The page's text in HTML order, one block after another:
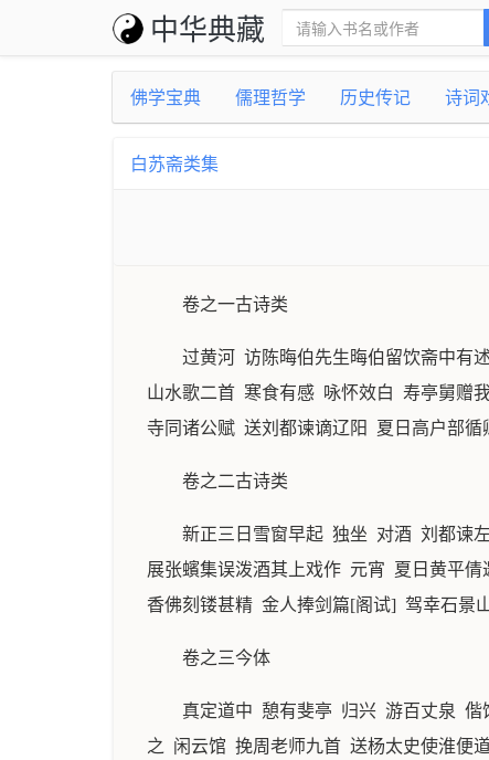
中华典藏
佛学宝典 儒理哲学 历史传记 诗词
白苏斋类集
卷之一古诗类
过黄河 访陈晦伯先生晦伯留饮斋中有
山水歌二首 寒食有感 咏怀效白 寿亭舅赠
寺同诸公赋 送刘都谏谪辽阳 夏日高户部循
卷之二古诗类
新正三日雪窗早起 独坐 对酒 刘都谏
展张蠙集误泼酒其上戏作 元宵 夏日黄平
香佛刻镂甚精 金人捧剑篇[阁试] 驾幸石景
卷之三今体
真定道中 憩有斐亭 归兴 游百丈泉 偕
之 闲云馆 挽周老师九首 送杨太史使淮便